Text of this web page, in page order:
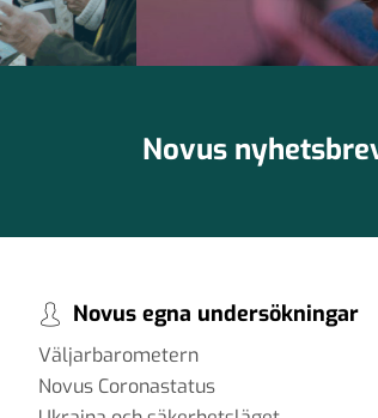
Novus
Novus egna undersökningar
Väljarbarometern
Novus Coronastatus